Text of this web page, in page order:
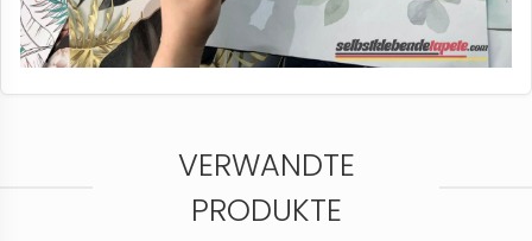
VERWANDTE
PRODUKTE